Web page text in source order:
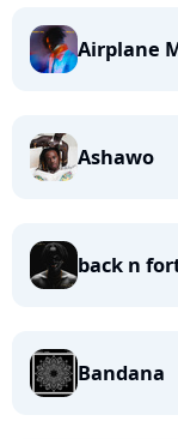
Airplane
Ashawo
back n
Bandana